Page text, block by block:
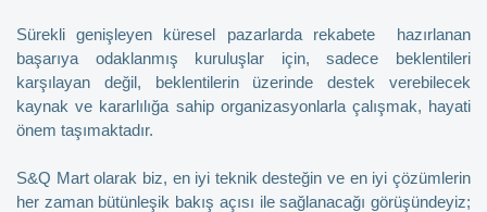
Sürekli genişleyen küresel pazarlarda rekabete hazırlanan
başarıya odaklanmış kuruluşlar için, sadece beklentileri
karşılayan değil, beklentilerin üzerinde destek verebilecek
kaynak ve kararlılığa sahip organizasyonlarla çalışmak, hayati
önem taşımaktadır.
S&Q Mart olarak biz, en iyi teknik desteğin ve en iyi çözümlerin
her zaman bütünleşik bakış açısı ile sağlanacağı görüşündeyiz;